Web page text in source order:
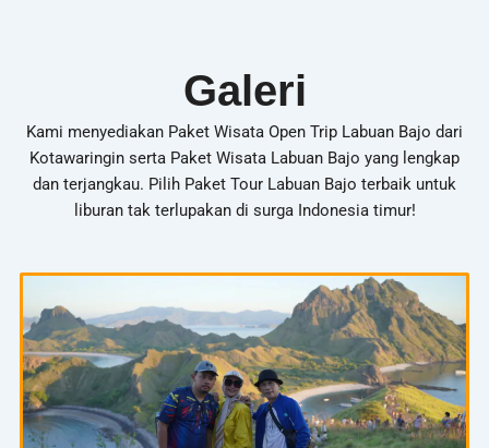
Galeri
Kami menyediakan Paket Wisata Open Trip Labuan Bajo dari
Kotawaringin serta Paket Wisata Labuan Bajo yang lengkap
dan terjangkau. Pilih Paket Tour Labuan Bajo terbaik untuk
liburan tak terlupakan di surga Indonesia timur!